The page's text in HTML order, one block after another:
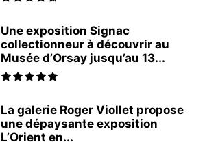
Une exposition Signac
collectionneur à découvrir au
Musée d’Orsay jusqu’au 13...
La galerie Roger Viollet propose
une dépaysante exposition
L’Orient en...